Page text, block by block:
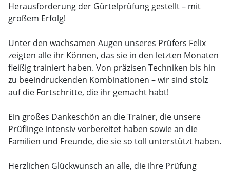
Herausforderung der Gürtelprüfung gestellt – mit
großem Erfolg!
Unter den wachsamen Augen unseres Prüfers Felix
zeigten alle ihr Können, das sie in den letzten Monaten
fleißig trainiert haben. Von präzisen Techniken bis hin
zu beeindruckenden Kombinationen – wir sind stolz
auf die Fortschritte, die ihr gemacht habt!
Ein großes Dankeschön an die Trainer, die unsere
Prüflinge intensiv vorbereitet haben sowie an die
Familien und Freunde, die sie so toll unterstützt haben.
Herzlichen Glückwunsch an alle, die ihre Prüfung